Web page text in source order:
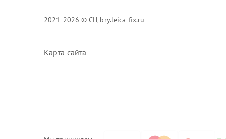
2021-2026 © СЦ bry.leica-fix.ru
Карта сайта